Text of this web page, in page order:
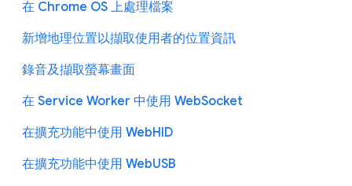
在 Chrome OS 上處理檔案
新增地理位置以擷取使用者的位置資訊
錄音及擷取螢幕畫面
在 Service Worker 中使用 WebSocket
在擴充功能中使用 WebHID
在擴充功能中使用 WebUSB